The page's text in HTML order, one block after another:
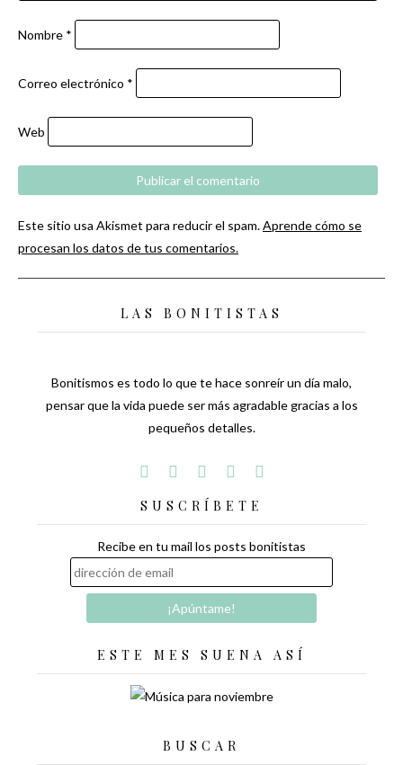
Nombre *
Correo electrónico *
Web
Este sitio usa Akismet para reducir el spam.Aprende cómo se
procesan los datos de tus comentarios.
LAS BONITISTAS
Bonitismos es todo lo que te hace sonreír un día malo,
pensar que la vida puede ser más agradable gracias a los
pequeños detalles.
SUSCRÍBETE
Recibe en tu mail los posts bonitistas
ESTE MES SUENA ASÍ
BUSCAR